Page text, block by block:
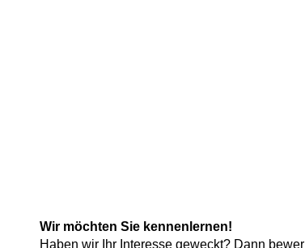
Wir möchten Sie kennenlernen!
Haben wir Ihr Interesse geweckt? Dann